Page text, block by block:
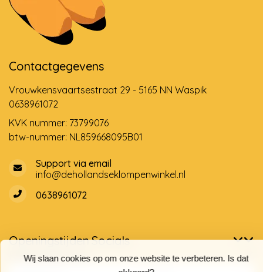
Wij slaan cookies op om onze website te verbeteren. Is dat
Contactgegevens
Vrouwkensvaartsestraat 29 - 5165 NN Waspik
0638961072
KVK nummer: 73799076
btw-nummer: NL859668095B01
Support via email
info@dehollandseklompenwinkel.nl
0638961072
OpeningstijdenSocials
Klantenservice